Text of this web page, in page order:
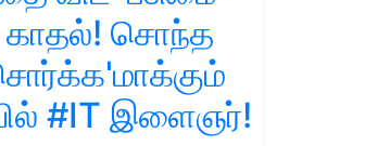
காதல்! சொந்த
#IT இளைஞர்!